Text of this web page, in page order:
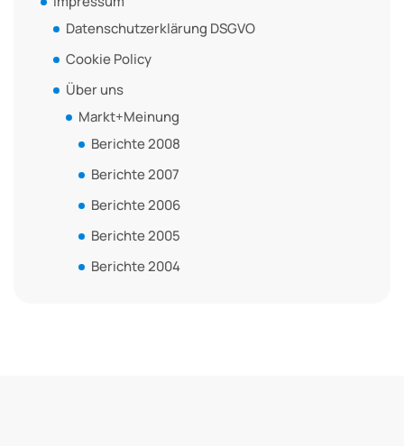
Datenschutzerklärung DSGVO
Cookie Policy
Über uns
Markt+Meinung
Berichte 2008
Berichte 2007
Berichte 2006
Berichte 2005
Berichte 2004